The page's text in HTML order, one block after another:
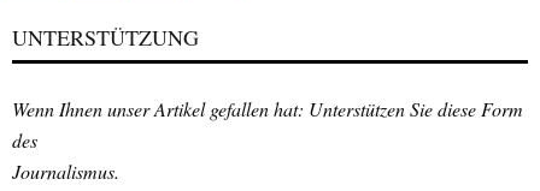
UNTERSTÜTZUNG
Wenn Ihnen unser Artikel gefallen hat: Unterstützen Sie diese Form
des
Journalismus.